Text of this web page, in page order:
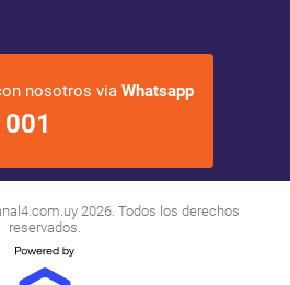
nosotros via Whatsapp
2026. Todos los derechos
reservados.